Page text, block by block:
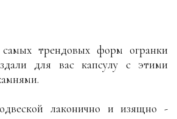
трендовых форм огранки
для вас капсулу с этими
лаконично и изящно -